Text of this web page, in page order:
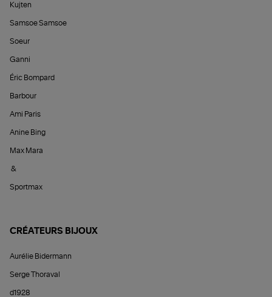
Kujten
Samsoe Samsoe
Soeur
Ganni
Éric Bompard
Barbour
Ami Paris
Anine Bing
Max Mara
&
Sportmax
CRÉATEURS BIJOUX
Aurélie Bidermann
Serge Thoraval
d1928